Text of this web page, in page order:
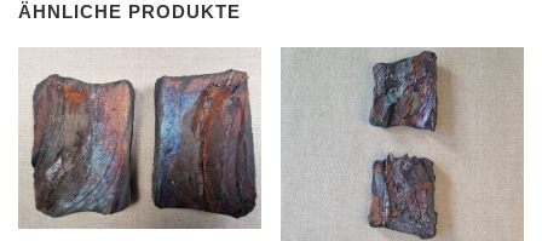
ÄHNLICHE PRODUKTE